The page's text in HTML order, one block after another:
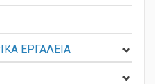
ΕΡΓΑΛΕΙΑ